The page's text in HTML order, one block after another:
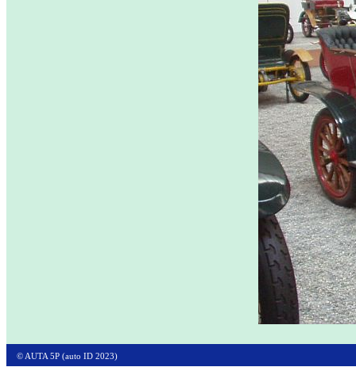
© AUTA 5P (auto ID 2023)